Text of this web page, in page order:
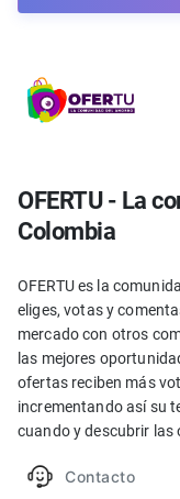
OFERTU - La
Colombia
OFERTU es la
eliges, votas y
mercado con otros
las mejores
ofertas reciben más
incrementando así su
cuando y descubrir las
Contacto